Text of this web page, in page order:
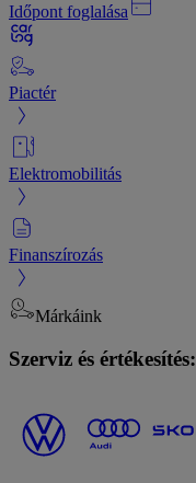
Időpont foglalása
Piactér
Elektromobilitás
Finanszírozás
Márkáink
Szerviz és értékesítés: